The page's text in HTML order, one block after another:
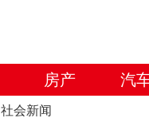
房产 汽
社会新闻